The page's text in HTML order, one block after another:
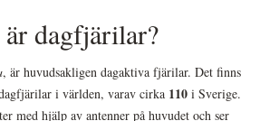
dagfjärilar?
, är huvudsakligen dagaktiva fjärilar. Det finns
i världen, varav cirka 110 i Sverige.
med hjälp av antenner på huvudet och ser